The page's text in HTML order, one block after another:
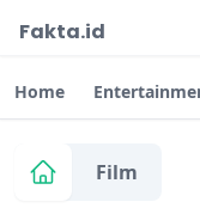
Fakta.id
Home
Film